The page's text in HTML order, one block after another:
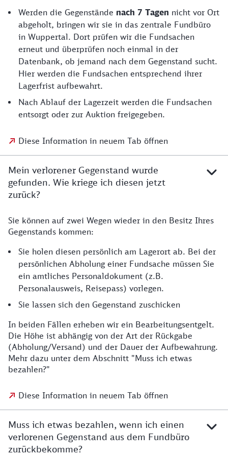
Werden die Gegenstände nach 7 Tagen nicht vor Ort
abgeholt, bringen wir sie in das zentrale Fundbüro
in Wuppertal. Dort prüfen wir die Fundsachen
erneut und überprüfen noch einmal in der
Datenbank, ob jemand nach dem Gegenstand sucht.
Hier werden die Fundsachen entsprechend ihrer
Lagerfrist aufbewahrt.
Nach Ablauf der Lagerzeit werden die Fundsachen
entsorgt oder zur Auktion freigegeben.
Diese Information in neuem Tab öffnen
Mein verlorener Gegenstand wurde
gefunden. Wie kriege ich diesen jetzt
zurück?
Sie können auf zwei Wegen wieder in den Besitz Ihres
Gegenstands kommen:
Sie holen diesen persönlich am Lagerort ab. Bei der
persönlichen Abholung einer Fundsache müssen Sie
ein amtliches Personaldokument (z.B.
Personalausweis, Reisepass) vorlegen.
Sie lassen sich den Gegenstand zuschicken
In beiden Fällen erheben wir ein Bearbeitungsentgelt.
Die Höhe ist abhängig von der Art der Rückgabe
(Abholung/Versand) und der Dauer der Aufbewahrung.
Mehr dazu unter dem Abschnitt "Muss ich etwas
bezahlen?"
Diese Information in neuem Tab öffnen
Muss ich etwas bezahlen, wenn ich einen
verlorenen Gegenstand aus dem Fundbüro
zurückbekomme?